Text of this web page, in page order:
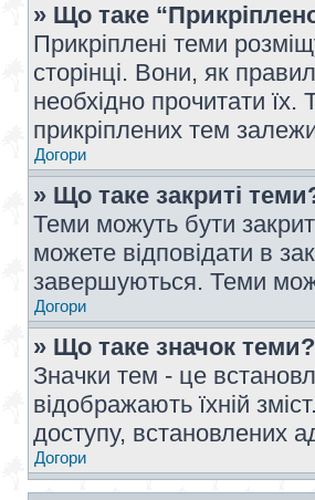
» Що таке
Прикріплені теми
сторінці. Вони, як
необхідно прочитати
прикріплених тем
Догори
» Що таке закриті
Теми можуть бути
можете відповідати в
завершуються. Теми
Догори
» Що таке значок теми?
Значки тем - це
відображають їхній
доступу, встановлених
Догори